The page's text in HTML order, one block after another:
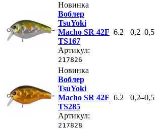
Новинка
Воблер
TsuYoki
Macho SR 42F
TS167
Артикул:
217826
6.2 0,2–0,5
Новинка
Воблер
TsuYoki
Macho SR 42F
TS285
Артикул:
217828
6.2 0,2–0,5